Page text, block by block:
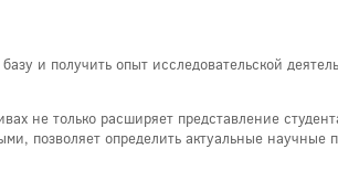
и получить опыт исследовательской
не только расширяет представление
позволяет определить актуальные